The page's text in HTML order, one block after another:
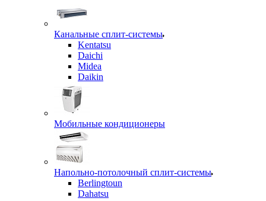
Канальные сплит-системы
Kentatsu
Daichi
Midea
Daikin
Мобильные кондиционеры
Напольно-потолочный сплит-системы
Berlingtoun
Dahatsu